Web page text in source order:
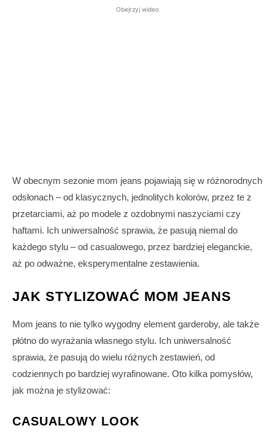
Obejrzyj wideo
W obecnym sezonie mom jeans pojawiają się w różnorodnych
odsłonach – od klasycznych, jednolitych kolorów, przez te z
przetarciami, aż po modele z ozdobnymi naszyciami czy
haftami. Ich uniwersalność sprawia, że pasują niemal do
każdego stylu – od casualowego, przez bardziej eleganckie,
aż po odważne, eksperymentalne zestawienia.
JAK STYLIZOWAĆ MOM JEANS
Mom jeans to nie tylko wygodny element garderoby, ale także
płótno do wyrażania własnego stylu. Ich uniwersalność
sprawia, że pasują do wielu różnych zestawień, od
codziennych po bardziej wyrafinowane. Oto kilka pomysłów,
jak można je stylizować:
CASUALOWY LOOK